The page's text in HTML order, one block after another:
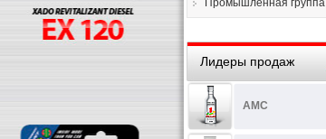
Промышленная группа
Лидеры продаж
AMC